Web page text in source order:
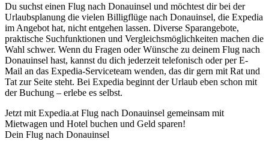
Du suchst einen Flug nach Donauinsel und möchtest dir bei der
Urlaubsplanung die vielen Billigflüge nach Donauinsel, die Expedia
im Angebot hat, nicht entgehen lassen. Diverse Sparangebote,
praktische Suchfunktionen und Vergleichsmöglichkeiten machen die
Wahl schwer. Wenn du Fragen oder Wünsche zu deinem Flug nach
Donauinsel hast, kannst du dich jederzeit telefonisch oder per E-
Mail an das Expedia-Serviceteam wenden, das dir gern mit Rat und
Tat zur Seite steht. Bei Expedia beginnt der Urlaub eben schon mit
der Buchung – erlebe es selbst.
Jetzt mit Expedia.at Flug nach Donauinsel gemeinsam mit
Mietwagen und Hotel buchen und Geld sparen!
Dein Flug nach Donauinsel